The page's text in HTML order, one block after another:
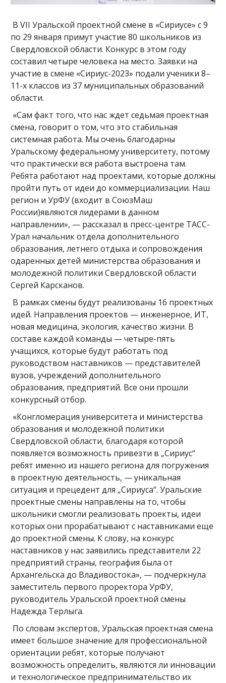
В VII Уральской проектной смене в «Сириусе» с 9
по 29 января примут участие 80 школьников из
Свердловской области. Конкурс в этом году
составил четыре человека на место. Заявки на
участие в смене «Сириус-2023» подали ученики 8–
11-х классов из 37 муниципальных образований
области.
«Сам факт того, что нас ждет седьмая проектная
смена, говорит о том, что это стабильная
системная работа. Мы очень благодарны
Уральскому федеральному университету, потому
что практически вся работа выстроена там.
Ребята работают над проектами, которые должны
пройти путь от идеи до коммерциализации. Наш
регион и УрФУ (входит в СоюзМаш
России)являются лидерами в данном
направлении», — рассказал в пресс-центре ТАСС-
Урал начальник отдела дополнительного
образования, летнего отдыха и сопровождения
одаренных детей министерства образования и
молодежной политики Свердловской области
Сергей Карсканов.
В рамках смены будут реализованы 16 проектных
идей. Направления проектов — инженерное, ИТ,
новая медицина, экология, качество жизни. В
составе каждой команды — четыре-пять
учащихся, которые будут работать под
руководством наставников — представителей
вузов, учреждений дополнительного
образования, предприятий. Все они прошли
конкурсный отбор.
«Конгломерация университета и министерства
образования и молодежной политики
Свердловской области, благодаря которой
появляется возможность привезти в „Сириус“
ребят именно из нашего региона для погружения
в проектную деятельность, — уникальная
ситуация и прецедент для „Сириуса“. Уральские
проектные смены направлены на то, чтобы
школьники смогли реализовать проекты, идеи
которых они прорабатывают с наставниками еще
до проектной смены. К слову, на конкурс
наставников у нас заявились представители 22
предприятий страны, география была от
Архангельска до Владивостока», — подчеркнула
заместитель первого проректора УрФУ,
руководитель Уральской проектной смены
Надежда Терлыга.
По словам экспертов, Уральская проектная смена
имеет большое значение для профессиональной
ориентации ребят, которые получают
возможность определить, являются ли инновации
и технологическое предпринимательство их